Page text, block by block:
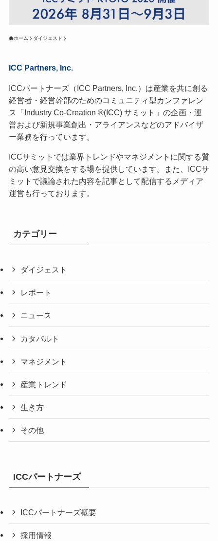
ホーム ダイジェスト
ICC Partners, Inc.
ICCパートナーズ（ICC Partners, Inc.）は産業を共に創る
経営者・経営幹部のためのコミュニティ型カンファレン
ス「Industry Co-Creation ®(ICC) サミット」の企画・運
営および新規事業創出・アライアンスなどのアドバイザ
ー業務を行っています。
ICCサミットでは業界トレンドやマネジメントに関する質
の高い意見交換をする場を提供しています。また、ICCサ
ミットで議論された内容を記事として配信するメディア
運営も行っております。
カテゴリー
ダイジェスト
レポート
ニュース
カタパルト
マネジメント
産業トレンド
生き方
その他
ICCパートナーズ
ICCパートナーズ概要
採用情報